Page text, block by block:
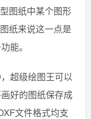
图纸中某个图形
纸来说这一点是
能。
超级绘图王可以
好的图纸保存成
文件格式均支